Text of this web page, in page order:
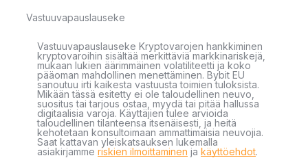
Vastuuvapauslauseke
Vastuuvapauslauseke Kryptovarojen hankkiminen
kryptovaroihin sisältää merkittäviä markkinariskejä,
mukaan lukien äärimmäinen volatiliteetti ja koko
pääoman mahdollinen menettäminen. Bybit EU
sanoutuu irti kaikesta vastuusta toimien tuloksista.
Mikään tässä esitetty ei ole taloudellinen neuvo,
suositus tai tarjous ostaa, myydä tai pitää hallussa
digitaalisia varoja. Käyttäjien tulee arvioida
taloudellinen tilanteensa itsenäisesti, ja heitä
kehotetaan konsultoimaan ammattimaisia neuvojia.
Saat kattavan yleiskatsauksen lukemalla
asiakirjamme riskien ilmoittaminen ja käyttöehdot.